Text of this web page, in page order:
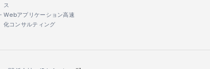
ス
・Webアプリケーション高速
化コンサルティング